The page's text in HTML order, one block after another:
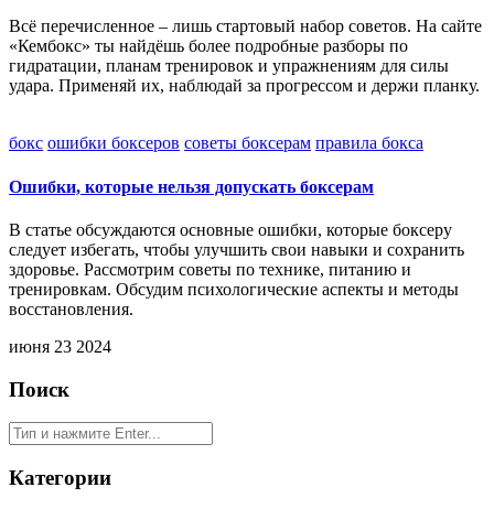
Всё перечисленное – лишь стартовый набор советов. На сайте
«Кембокс» ты найдёшь более подробные разборы по
гидратации, планам тренировок и упражнениям для силы
удара. Применяй их, наблюдай за прогрессом и держи планку.
бокс ошибки боксеров советы боксерам правила бокса
Ошибки, которые нельзя допускать боксерам
В статье обсуждаются основные ошибки, которые боксеру
следует избегать, чтобы улучшить свои навыки и сохранить
здоровье. Рассмотрим советы по технике, питанию и
тренировкам. Обсудим психологические аспекты и методы
восстановления.
июня 23 2024
Поиск
Категории